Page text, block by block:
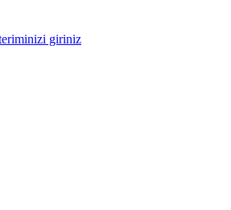
giriniz